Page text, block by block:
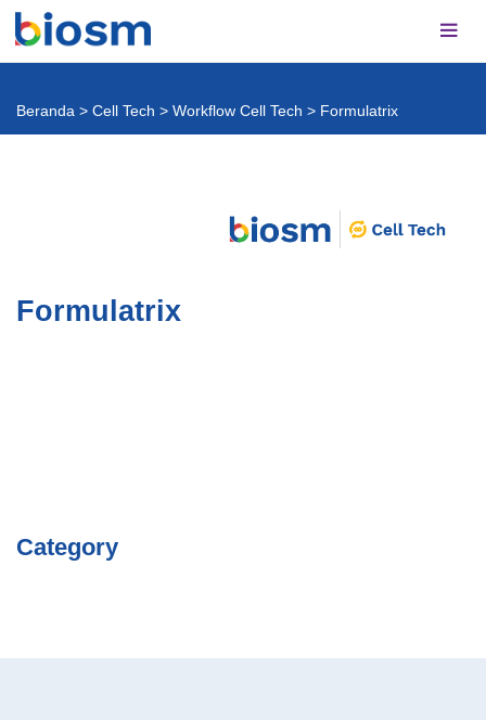
Beranda > Cell Tech > Workflow Cell Tech > Formulatrix
Formulatrix
Category